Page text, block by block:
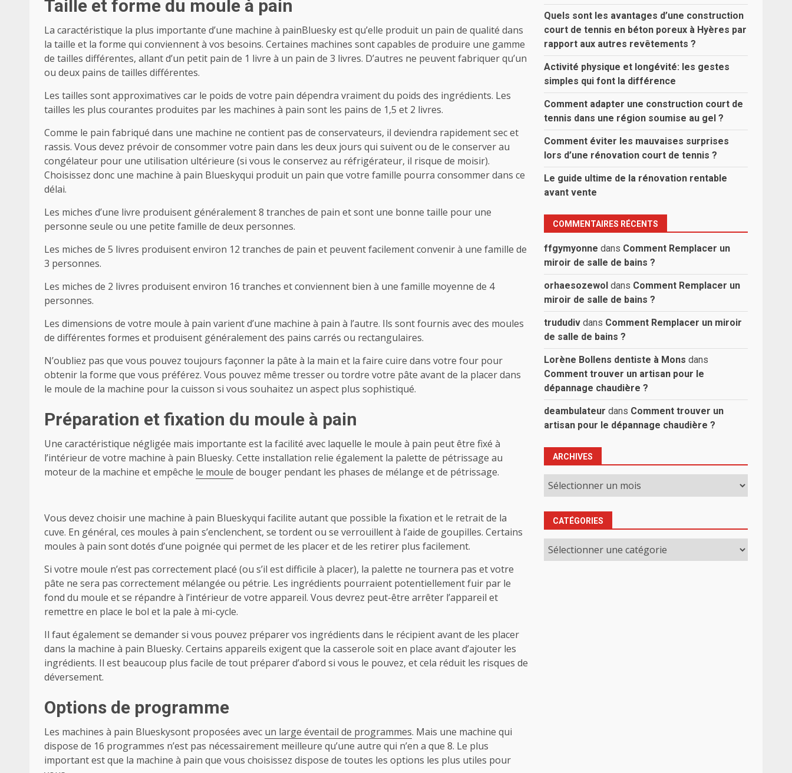
Taille et forme du moule à pain
La caractéristique la plus importante d’une machine à painBluesky est qu’elle produit un pain de qualité dans
la taille et la forme qui conviennent à vos besoins. Certaines machines sont capables de produire une gamme
de tailles différentes, allant d’un petit pain de 1 livre à un pain de 3 livres. D’autres ne peuvent fabriquer qu’un
ou deux pains de tailles différentes.
Les tailles sont approximatives car le poids de votre pain dépendra vraiment du poids des ingrédients. Les
tailles les plus courantes produites par les machines à pain sont les pains de 1,5 et 2 livres.
Comme le pain fabriqué dans une machine ne contient pas de conservateurs, il deviendra rapidement sec et
rassis. Vous devez prévoir de consommer votre pain dans les deux jours qui suivent ou de le conserver au
congélateur pour une utilisation ultérieure (si vous le conservez au réfrigérateur, il risque de moisir).
Choisissez donc une machine à pain Blueskyqui produit un pain que votre famille pourra consommer dans ce
délai.
Les miches d’une livre produisent généralement 8 tranches de pain et sont une bonne taille pour une
personne seule ou une petite famille de deux personnes.
Les miches de 5 livres produisent environ 12 tranches de pain et peuvent facilement convenir à une famille de
3 personnes.
Les miches de 2 livres produisent environ 16 tranches et conviennent bien à une famille moyenne de 4
personnes.
Les dimensions de votre moule à pain varient d’une machine à pain à l’autre. Ils sont fournis avec des moules
de différentes formes et produisent généralement des pains carrés ou rectangulaires.
N’oubliez pas que vous pouvez toujours façonner la pâte à la main et la faire cuire dans votre four pour
obtenir la forme que vous préférez. Vous pouvez même tresser ou tordre votre pâte avant de la placer dans
le moule de la machine pour la cuisson si vous souhaitez un aspect plus sophistiqué.
Préparation et fixation du moule à pain
Une caractéristique négligée mais importante est la facilité avec laquelle le moule à pain peut être fixé à
l’intérieur de votre machine à pain Bluesky. Cette installation relie également la palette de pétrissage au
moteur de la machine et empêche le moule de bouger pendant les phases de mélange et de pétrissage.
Vous devez choisir une machine à pain Blueskyqui facilite autant que possible la fixation et le retrait de la
cuve. En général, ces moules à pain s’enclenchent, se tordent ou se verrouillent à l’aide de goupilles. Certains
moules à pain sont dotés d’une poignée qui permet de les placer et de les retirer plus facilement.
Si votre moule n’est pas correctement placé (ou s’il est difficile à placer), la palette ne tournera pas et votre
pâte ne sera pas correctement mélangée ou pétrie. Les ingrédients pourraient potentiellement fuir par le
fond du moule et se répandre à l’intérieur de votre appareil. Vous devrez peut-être arrêter l’appareil et
remettre en place le bol et la pale à mi-cycle.
Il faut également se demander si vous pouvez préparer vos ingrédients dans le récipient avant de les placer
dans la machine à pain Bluesky. Certains appareils exigent que la casserole soit en place avant d’ajouter les
ingrédients. Il est beaucoup plus facile de tout préparer d’abord si vous le pouvez, et cela réduit les risques de
déversement.
Options de programme
Les machines à pain Blueskysont proposées avec un large éventail de programmes. Mais une machine qui
dispose de 16 programmes n’est pas nécessairement meilleure qu’une autre qui n’en a que 8. Le plus
important est que la machine à pain que vous choisissez dispose de toutes les options les plus utiles pour
Quels sont les avantages d’une construction
court de tennis en béton poreux à Hyères par
rapport aux autres revêtements ?
Activité physique et longévité: les gestes
simples qui font la différence
Comment adapter une construction court de
tennis dans une région soumise au gel ?
Comment éviter les mauvaises surprises
lors d’une rénovation court de tennis ?
Le guide ultime de la rénovation rentable
avant vente
COMMENTAIRES RÉCENTS
ffgymyonne dans Comment Remplacer un
miroir de salle de bains ?
orhaesozewol dans Comment Remplacer un
miroir de salle de bains ?
trududiv dans Comment Remplacer un miroir
de salle de bains ?
Lorène Bollens dentiste à Mons dans
Comment trouver un artisan pour le
dépannage chaudière ?
deambulateur dans Comment trouver un
artisan pour le dépannage chaudière ?
ARCHIVES
Archives
CATÉGORIES
Catégories